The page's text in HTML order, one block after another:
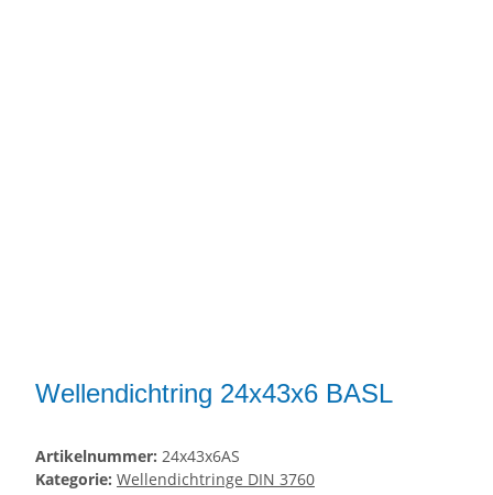
Wellendichtring 24x43x6 BASL
Artikelnummer: 24x43x6AS
Kategorie: Wellendichtringe DIN 3760